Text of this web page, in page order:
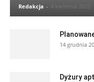
Redakcja - 4 kwietnia 2022
14 grudnia
Dyżury